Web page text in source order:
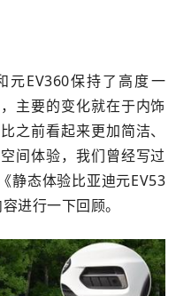
EV360保持了高度一
主要的变化就在于内饰
之前看起来更加简洁、
间体验，我们曾经写过
静态体验比亚迪元EV53
进行一下回顾。